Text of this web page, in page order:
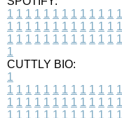
1 1 1 1 1 1 1 1 1 1 1 1 1
1 1 1 1 1 1 1 1 1 1 1 1 1
1 1 1 1 1 1 1 1 1 1 1 1 1
1
CUTTLY BIO:
1
1 1 1 1 1 1 1 1 1 1 1 1 1
1 1 1 1 1 1 1 1 1 1 1 1 1
1 1 1 1 1 1 1 1 1 1 1 1 1